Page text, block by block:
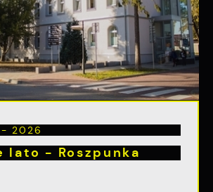
2026
lato - Roszpunka